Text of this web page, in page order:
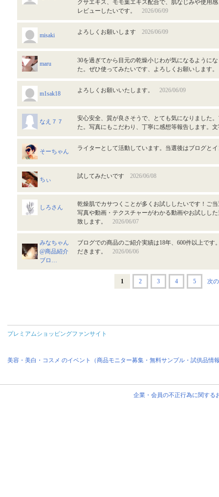
クサエキス、モモ葉エキス配合で、肌なじみや使用
レビューしたいです。 2026/06/09
misaki よろしくお願いします 2026/06/09
maru
30を過ぎてから目元の乾燥小じわが気になるように
た。ぜひ使ってみたいです、よろしくお願いします
m1sak18 よろしくお願いいたします。 2026/06/09
なえ７７
安心安全、質が良さそうで、とても気になりました
た。写真にもこだわり、丁寧に感想等報告します。
そーちゃん ライターとして活動しています。当選後はブログ
ちぃ 試してみたいです 2026/06/08
しろさん
乾燥肌でカサつくことが多くお試ししたいです！ご
写真や動画・テクスチャーがわかる動画やお試しし
致します。 2026/06/07
みなちゃん
@商品紹介
ブロ…
ブログでの商品のご紹介実績は18年、600件以上で
だきます。 2026/06/06
1 2 3 4 5 次
プレミアムショッピングファンサイト
美容・美白・コスメ のイベント（商品モニター募集・無料サンプル・試供品情
企業・会員の不正行為に関する